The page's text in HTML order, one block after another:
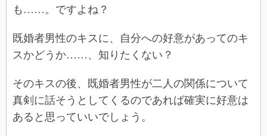
も……。ですよね？
既婚者男性のキスに、自分への好意があってのキ
スかどうか……、知りたくない？
そのキスの後、既婚者男性が二人の関係について
真剣に話そうとしてくるのであれば確実に好意は
あると思っていいでしょう。